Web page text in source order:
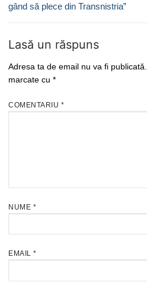
gând să plece din Transnistria”
Lasă un răspuns
Adresa ta de email nu va fi publicată.
marcate cu *
COMENTARIU *
NUME *
EMAIL *